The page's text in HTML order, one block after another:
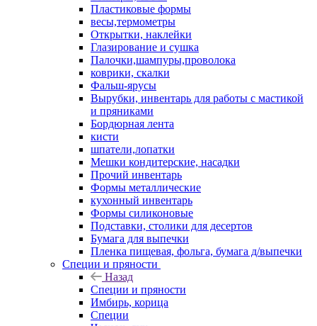
Пластиковые формы
весы,термометры
Открытки, наклейки
Глазирование и сушка
Палочки,шампуры,проволока
коврики, скалки
Фальш-ярусы
Вырубки, инвентарь для работы с мастикой
и пряниками
Бордюрная лента
кисти
шпатели,лопатки
Мешки кондитерские, насадки
Прочий инвентарь
Формы металлические
кухонный инвентарь
Формы силиконовые
Подставки, столики для десертов
Бумага для выпечки
Пленка пищевая, фольга, бумага д/выпечки
Специи и пряности
Назад
Специи и пряности
Имбирь, корица
Специи